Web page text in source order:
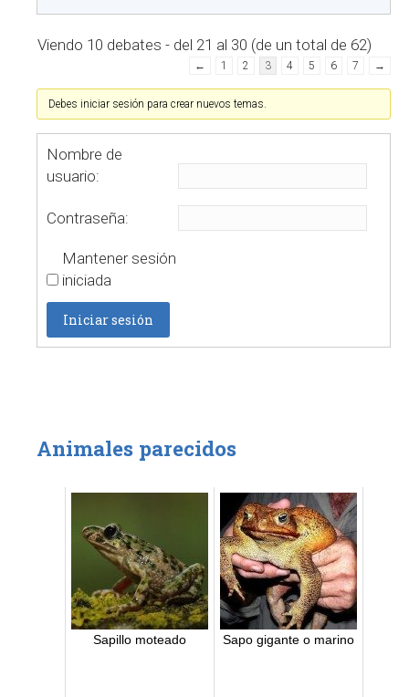
Viendo 10 debates - del 21 al 30 (de un total de 62)
← 1 2 3 4 5 6 7 →
Debes iniciar sesión para crear nuevos temas.
Nombre de
usuario:
Contraseña:
Mantener sesión
iniciada
Iniciar sesión
Animales parecidos
Sapillo moteado Sapo gigante o marino